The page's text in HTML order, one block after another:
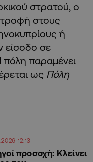
στρατού, ο
στους
ή
είσοδο σε
πόλη παραμένει
ως Πόλη
12:13
προσοχή: Κλείνει